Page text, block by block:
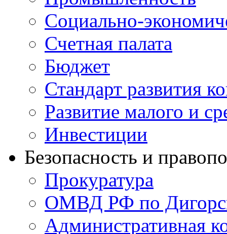
Социально-
Счетная палата
Бюджет
Стандарт развития
Развитие малого и
Инвестиции
Безопасность и
Прокуратура
ОМВД РФ по
Административная